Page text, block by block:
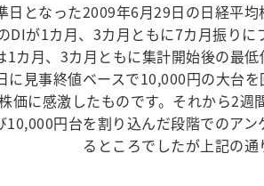
日となった2009年6月29日の日経平均
DIが1カ月、3カ月ともに7カ月振りに
1カ月、3カ月ともに集計開始後の最
に見事終値ベースで10,000円の大台
価に感激したものです。それから2週
10,000円台を割り込んだ段階でのア
るところでしたが上記の通